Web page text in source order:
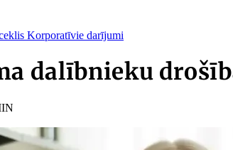
Korporatīvie darījumi
dalībnieku